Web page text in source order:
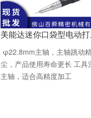
美能达迷你口袋型电动
φ22.8mm主轴，主轴跳动
尘，产品使用寿命更长 工
主轴，适合高精度加工